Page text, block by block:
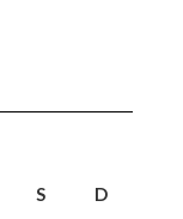
S
D